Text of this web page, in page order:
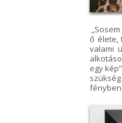
ő élete,
valami
egy
fényben